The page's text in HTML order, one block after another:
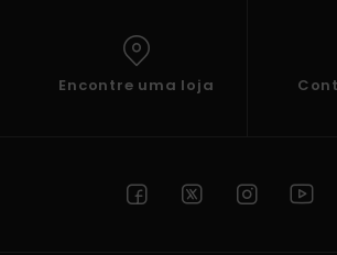
Encontre uma loja